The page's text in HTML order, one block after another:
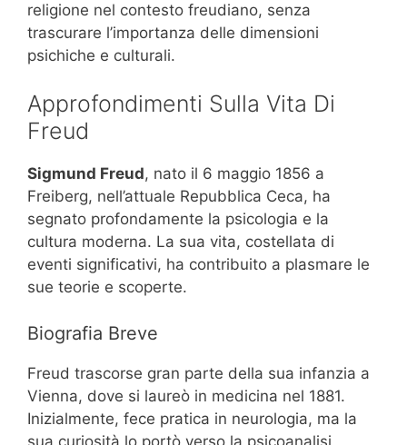
religione nel contesto freudiano, senza
trascurare l’importanza delle dimensioni
psichiche e culturali.
Approfondimenti Sulla Vita Di
Freud
Sigmund Freud, nato il 6 maggio 1856 a
Freiberg, nell’attuale Repubblica Ceca, ha
segnato profondamente la psicologia e la
cultura moderna. La sua vita, costellata di
eventi significativi, ha contribuito a plasmare le
sue teorie e scoperte.
Biografia Breve
Freud trascorse gran parte della sua infanzia a
Vienna, dove si laureò in medicina nel 1881.
Inizialmente, fece pratica in neurologia, ma la
sua curiosità lo portò verso la psicoanalisi,